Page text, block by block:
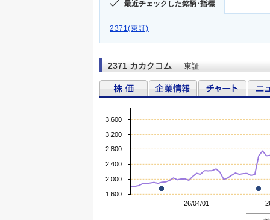
最近チェックした銘柄･指標
2371(東証)
2371 カカクコム 東証